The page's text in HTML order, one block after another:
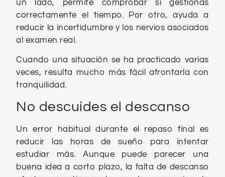
un lado, permite comprobar si gestionas
correctamente el tiempo. Por otro, ayuda a
reducir la incertidumbre y los nervios asociados
al examen real.
Cuando una situación se ha practicado varias
veces, resulta mucho más fácil afrontarla con
tranquilidad.
No descuides el descanso
Un error habitual durante el repaso final es
reducir las horas de sueño para intentar
estudiar más. Aunque puede parecer una
buena idea a corto plazo, la falta de descanso